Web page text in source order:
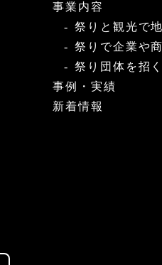
事業内容
祭りと観光で
祭りで企業や
祭り団体を招く
事例・実績
新着情報